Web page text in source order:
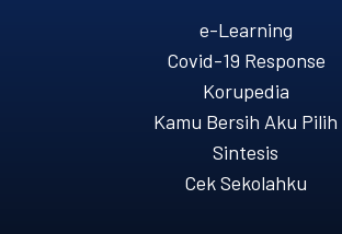
e-Learning
Covid-19 Response
Korupedia
Kamu Bersih Aku Pilih
Sintesis
Cek Sekolahku